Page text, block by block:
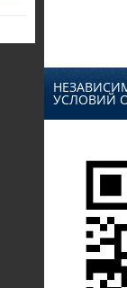
УСЛОВИЙ